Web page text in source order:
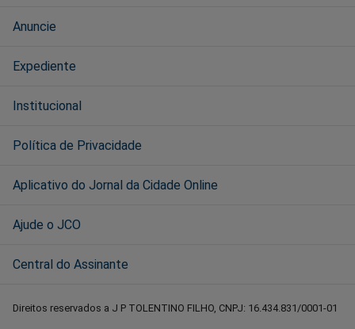
Anuncie
Expediente
Institucional
Política de Privacidade
Aplicativo do Jornal da Cidade Online
Ajude o JCO
Central do Assinante
Direitos reservados a J P TOLENTINO FILHO, CNPJ: 16.434.831/0001-01